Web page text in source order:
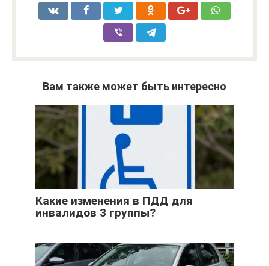
Вам также может быть интересно
Какие изменения в ПДД для
инвалидов 3 группы?